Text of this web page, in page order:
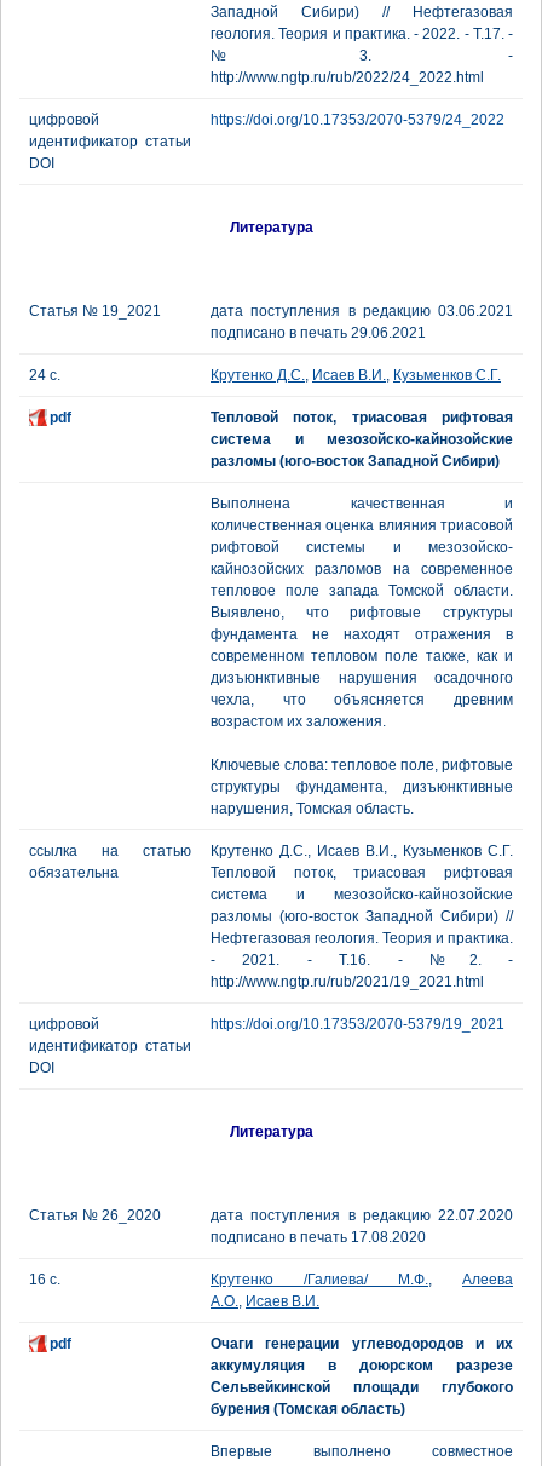
Западной Сибири) // Нефтегазовая
геология. Теория и практика. - 2022. - Т.17. -
№3. -
http://www.ngtp.ru/rub/2022/24_2022.html
цифровой
идентификатор статьи
DOI
https://doi.org/10.17353/2070-5379/24_2022
Литература
Статья № 19_2021
дата поступления в редакцию 03.06.2021
подписано в печать 29.06.2021
24 с. Крутенко Д.С., Исаев В.И., Кузьменков С.Г.
pdf
Тепловой поток, триасовая рифтовая
система и мезозойско-кайнозойские
разломы (юго-восток Западной Сибири)
Выполнена качественная и
количественная оценка влияния триасовой
рифтовой системы и мезозойско-
кайнозойских разломов на современное
тепловое поле запада Томской области.
Выявлено, что рифтовые структуры
фундамента не находят отражения в
современном тепловом поле также, как и
дизъюнктивные нарушения осадочного
чехла, что объясняется древним
возрастом их заложения.
Ключевые слова: тепловое поле, рифтовые
структуры фундамента, дизъюнктивные
нарушения, Томская область.
ссылка на статью
обязательна
Крутенко Д.С., Исаев В.И., Кузьменков С.Г.
Тепловой поток, триасовая рифтовая
система и мезозойско-кайнозойские
разломы (юго-восток Западной Сибири) //
Нефтегазовая геология. Теория и практика.
- 2021. - Т.16. - №2. -
http://www.ngtp.ru/rub/2021/19_2021.html
цифровой
идентификатор статьи
DOI
https://doi.org/10.17353/2070-5379/19_2021
Литература
Статья № 26_2020
дата поступления в редакцию 22.07.2020
подписано в печать 17.08.2020
16 с. Крутенко /Галиева/ М.Ф., Алеева
А.О., Исаев В.И.
pdf
Очаги генерации углеводородов и их
аккумуляция в доюрском разрезе
Сельвейкинской площади глубокого
бурения (Томская область)
Впервые выполнено совместное